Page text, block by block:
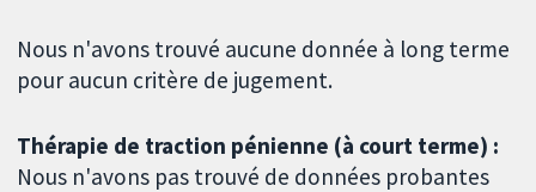
Nous n'avons trouvé aucune donnée à long terme
pour aucun critère de jugement.
Thérapie de traction pénienne (à court terme) :
Nous n'avons pas trouvé de données probantes